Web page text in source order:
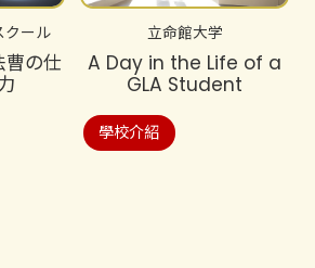
クール
曹の仕
立命館大学
A Day in the Life of a
GLA Student
學校介紹